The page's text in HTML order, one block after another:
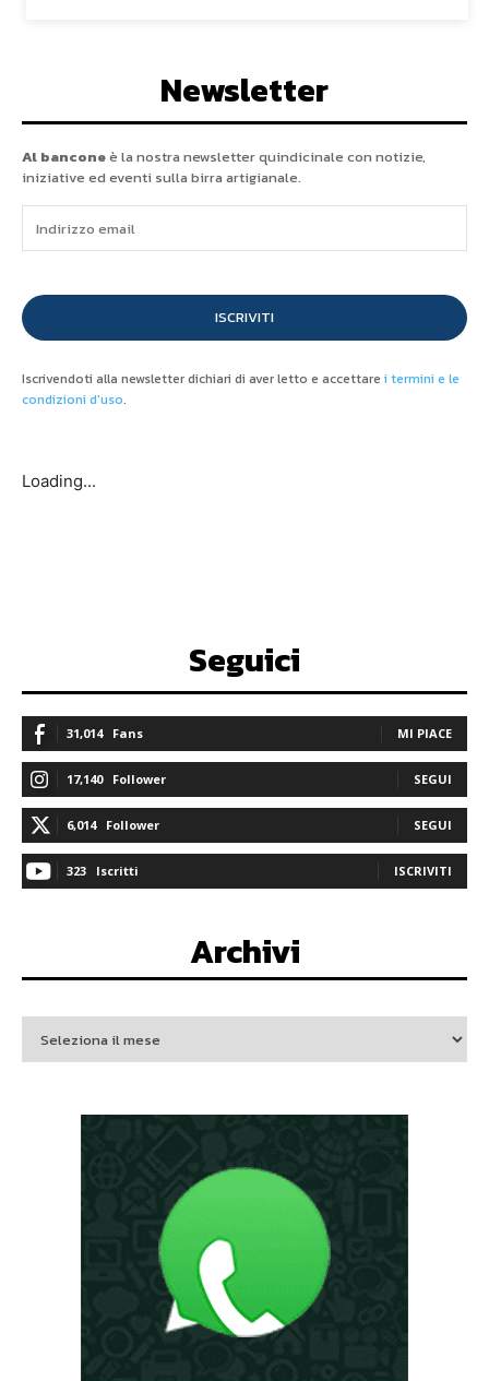
Newsletter
Al banconeè la nostra newsletter quindicinale con notizie,
iniziative ed eventi sulla birra artigianale.
ISCRIVITI
Iscrivendoti alla newsletter dichiari di aver letto e accettare i termini e le
condizioni d'uso.
Loading...
Seguici
31,014 Fans MI PIACE
17,140 Follower SEGUI
6,014 Follower SEGUI
323 Iscritti ISCRIVITI
Archivi